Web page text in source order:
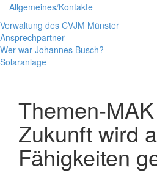
Allgemeines/Kontakte
Verwaltung des CVJM Münster
Ansprechpartner
Wer war Johannes Busch?
Solaranlage
Themen-
Zukunft wird
Fähigkeiten